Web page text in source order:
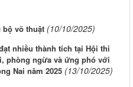
bộ võ thuật (10/10/2025)
nhiều thành tích tại Hội thi
phòng ngừa và ứng phó với
Nai năm 2025 (13/10/2025)